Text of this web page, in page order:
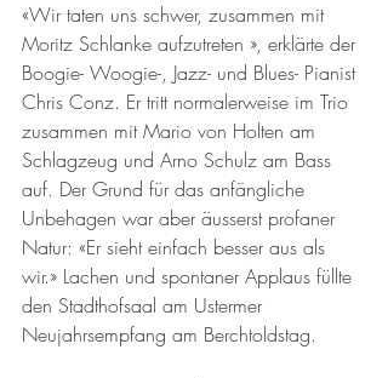
«Wir taten uns schwer, zusammen mit
Moritz Schlanke aufzutreten », erklärte der
Boogie- Woogie-, Jazz- und Blues- Pianist
Chris Conz. Er tritt normalerweise im Trio
zusammen mit Mario von Holten am
Schlagzeug und Arno Schulz am Bass
auf. Der Grund für das anfängliche
Unbehagen war aber äusserst profaner
Natur: «Er sieht einfach besser aus als
wir.» Lachen und spontaner Applaus füllte
den Stadthofsaal am Ustermer
Neujahrsempfang am Berchtoldstag.